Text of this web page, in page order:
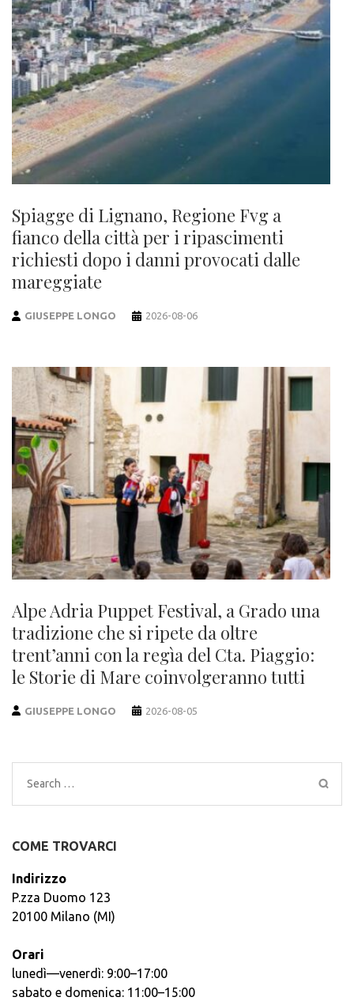
Spiagge di Lignano, Regione Fvg a
fianco della città per i ripascimenti
richiesti dopo i danni provocati dalle
mareggiate
GIUSEPPE LONGO 2026-08-06
Alpe Adria Puppet Festival, a Grado una
tradizione che si ripete da oltre
trent’anni con la regìa del Cta. Piaggio:
le Storie di Mare coinvolgeranno tutti
GIUSEPPE LONGO 2026-08-05
Search
for:
COME TROVARCI
Indirizzo
P.zza Duomo 123
20100 Milano (MI)
Orari
lunedì—venerdì: 9:00–17:00
sabato e domenica: 11:00–15:00